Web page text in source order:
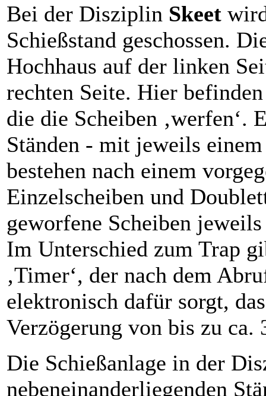
Bei der Disziplin Skeet
Schießstand geschossen.
Hochhaus auf der linken
rechten Seite. Hier
die die Scheiben ‚werfen‘.
Ständen - mit jeweils
bestehen nach einem
Einzelscheiben und
geworfene Scheiben
Im Unterschied zum Trap
‚Timer‘, der nach dem
elektronisch dafür sorgt,
Verzögerung von bis zu
Die Schießanlage in der
nebeneinanderliegenden